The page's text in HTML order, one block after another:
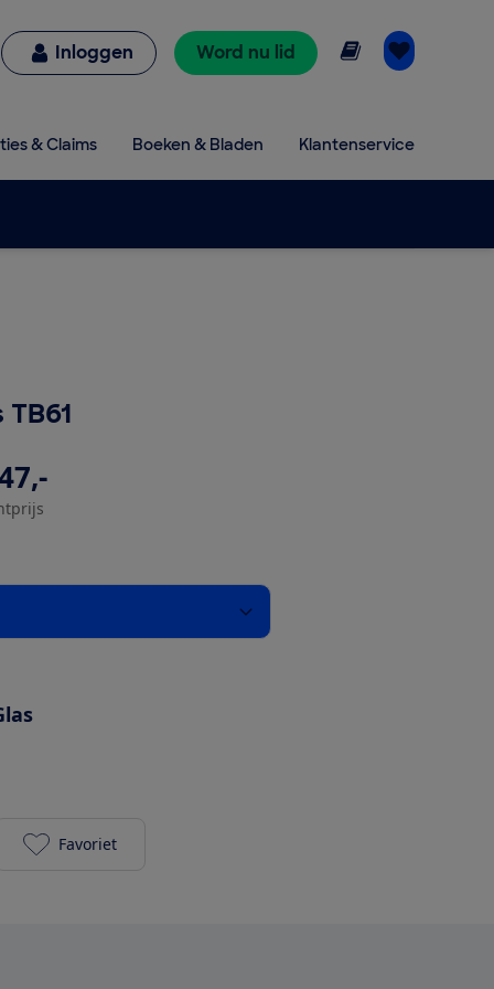
Inloggen Word nu lid Online lezen
& Claims Boeken & Bladen Klantenservice
MOA Blender Stainless TB61 toevoegen aan je
Favoriet